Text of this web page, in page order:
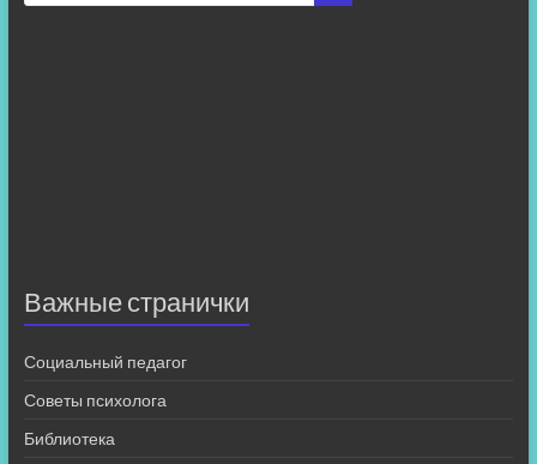
Важные странички
Социальный педагог
Советы психолога
Библиотека